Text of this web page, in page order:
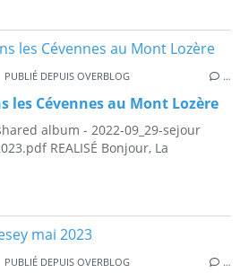
PUBLIÉ DEPUIS OVERBLOG …
les Cévennes au Mont Lozère
album - 2022-09_29-sejour
REALISÉ Bonjour, La
PUBLIÉ DEPUIS OVERBLOG …